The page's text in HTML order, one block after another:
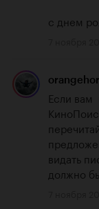
с днем
Если вам
видать
должно